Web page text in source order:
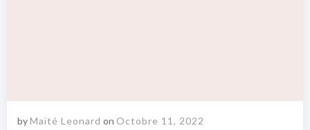
byMaïté Leonard on Octobre 11, 2022